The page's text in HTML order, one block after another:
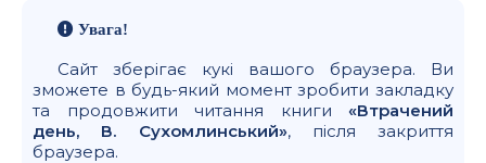
Увага!
Сайт зберігає кукі вашого браузера. Ви
зможете в будь-який момент зробити закладку
та продовжити читання книги «Втрачений
день, В. Сухомлинський», після закриття
браузера.